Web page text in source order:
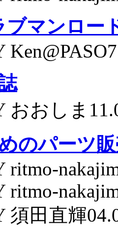
マンロー
おおしま
のパーツ
ritmo-
ritmo-
須田直輝